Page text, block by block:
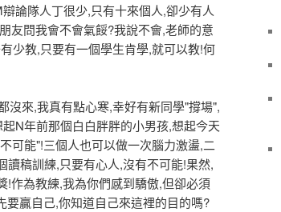
論隊人丁很少,只有十來個人,卻少有人
友問我會不會氣餒?我說不會,老師的意
少教,只要有一個學生肯學,就可以教!何
來,我真有點心寒,幸好有新同學"撐場",
N年前那個白白胖胖的小男孩,想起今天
可能"!三個人也可以做一次腦力激盪,二
稿訓練,只要有心人,沒有不可能!果然,
!作為教練,我為你們感到驕傲,但卻必須
要贏自己,你知道自己來這裡的目的嗎?